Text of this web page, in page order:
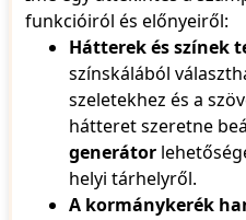
79
80
funkcióiról és előnyeiről:
Hátterek és színek
színskálából
szeletekhez és a
hátteret szeretne
generátor
helyi tárhelyről.
A kormánykerék